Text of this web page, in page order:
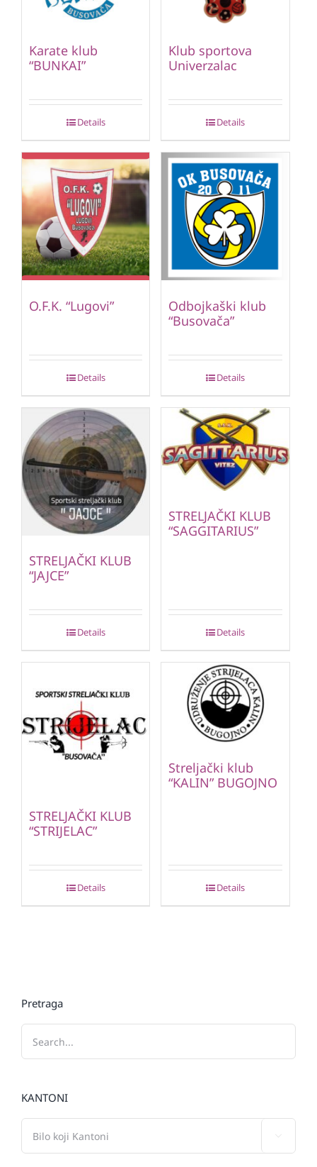
Karate klub
“BUNKAI”
Details
Klub sportova
Univerzalac
Details
O.F.K. “Lugovi”
Details
Odbojkaški klub
“Busovača”
Details
STRELJAČKI KLUB
“JAJCE”
Details
STRELJAČKI KLUB
“SAGGITARIUS”
Details
STRELJAČKI KLUB
“STRIJELAC”
Details
Streljački klub
“KALIN” BUGOJNO
Details
Pretraga
KANTONI